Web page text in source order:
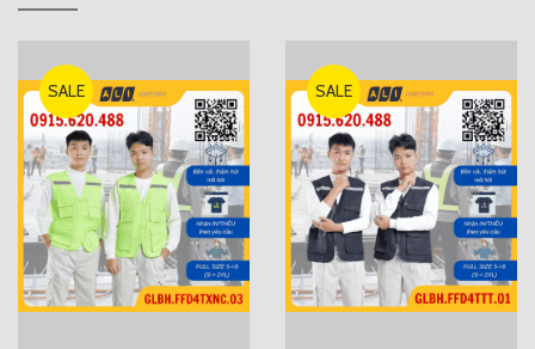
SALE SALE